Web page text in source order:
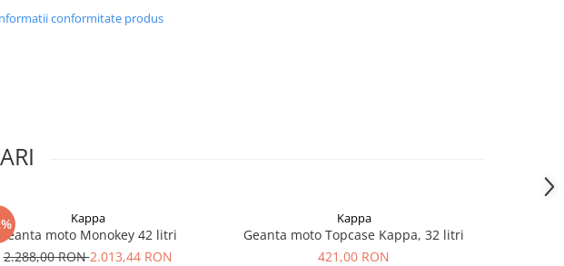
conformitate produs
Kappa
moto Monokey 42 litri
2.288,00 RON2.013,44 RON
Kappa
Geanta moto Topcase Kappa, 32 litri
421,00 RON